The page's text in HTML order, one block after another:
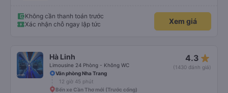
thì chắc chắn quy công ty là nhà xe được yêu thích và lựa chọn số 1 quy
nhơn. rất cảm ơn quý anh chị em cty cũng như chị Thảo đã lắng nghe và
tiếp nhận. " khách hàng thân thiết nhiều năm của nhà xe từ thời sinh viên"
Không cần thanh toán trước
Xác nhận chỗ ngay lập tức
Xem giá
Hà Linh
Limousine 24 Phòng - Không WC
4.3 star_rate
(1430 đánh giá)
Văn phòng Nha Trang
12 giờ 45 phút
Bến xe Cần Thơ mới (Trước cổng)